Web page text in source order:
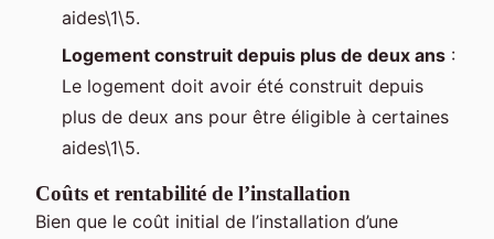
aides\1\5.
Logement construit depuis plus de deux ans :
Le logement doit avoir été construit depuis
plus de deux ans pour être éligible à certaines
aides\1\5.
Coûts et rentabilité de l’installation
Bien que le coût initial de l’installation d’une